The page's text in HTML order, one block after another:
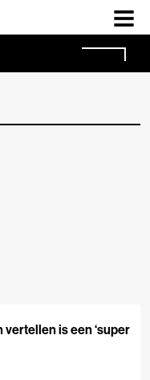
vertellen is een ‘super